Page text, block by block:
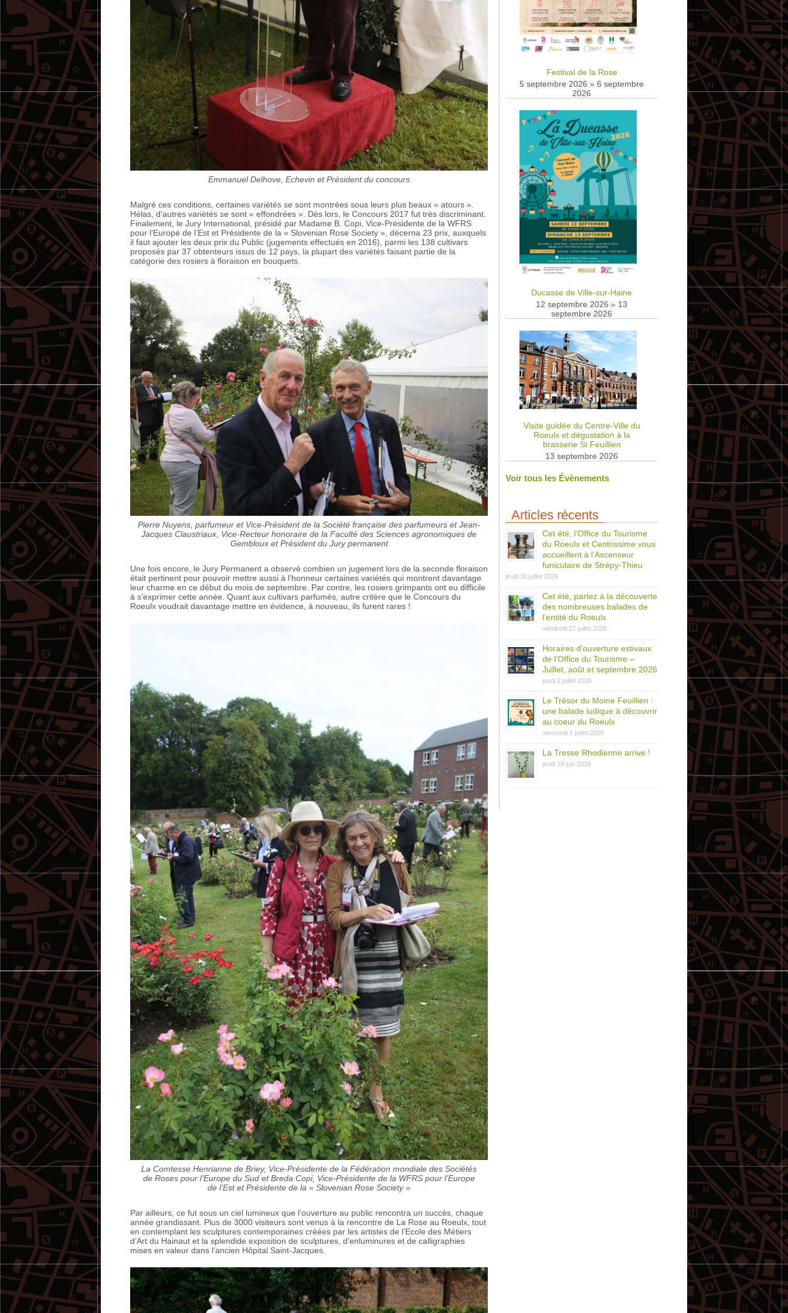
Emmanuel Delhove, Echevin et Président du concours
Malgré ces conditions, certaines variétés se sont montrées sous leurs plus beaux « atours ».
Hélas, d’autres variétés se sont « effondrées ». Dès lors, le Concours 2017 fut très discriminant.
Finalement, le Jury International, présidé par Madame B. Copi, Vice-Présidente de la WFRS
pour l’Europe de l’Est et Présidente de la « Slovenian Rose Society », décerna 23 prix, auxquels
il faut ajouter les deux prix du Public (jugements effectués en 2016), parmi les 138 cultivars
proposés par 37 obtenteurs issus de 12 pays, la plupart des variétés faisant partie de la
catégorie des rosiers à floraison en bouquets.
Pierre Nuyens, parfumeur et Vice-Président de la Société française des parfumeurs et Jean-
Jacques Claustriaux, Vice-Recteur honoraire de la Faculté des Sciences agronomiques de
Gembloux et Président du Jury permanent
Une fois encore, le Jury Permanent a observé combien un jugement lors de la seconde floraison
était pertinent pour pouvoir mettre aussi à l’honneur certaines variétés qui montrent davantage
leur charme en ce début du mois de septembre. Par contre, les rosiers grimpants ont eu difficile
à s’exprimer cette année. Quant aux cultivars parfumés, autre critère que le Concours du
Roeulx voudrait davantage mettre en évidence, à nouveau, ils furent rares !
La Comtesse Henrianne de Briey, Vice-Présidente de la Fédération mondiale des Sociétés
de Roses pour l’Europe du Sud et Breda Copi, Vice-Présidente de la WFRS pour l’Europe
de l’Est et Présidente de la « Slovenian Rose Society »
Par ailleurs, ce fut sous un ciel lumineux que l’ouverture au public rencontra un succès, chaque
année grandissant. Plus de 3000 visiteurs sont venus à la rencontre de La Rose au Roeulx, tout
en contemplant les sculptures contemporaines créées par les artistes de l’Ecole des Métiers
d’Art du Hainaut et la splendide exposition de sculptures, d’enluminures et de calligraphies
mises en valeur dans l’ancien Hôpital Saint-Jacques.
Festival de la Rose
5 septembre 2026 » 6 septembre
2026
Ducasse de Ville-sur-Haine
12 septembre 2026 » 13
septembre 2026
Visite guidée du Centre-Ville du
Roeulx et dégustation à la
brasserie St Feuillien
13 septembre 2026
Voir tous les Évènements
Articles récents
Cet été, l’Office du Tourisme
du Roeulx et Centrissime vous
accueillent à l’Ascenseur
funiculaire de Strépy-Thieu
jeudi 30 juillet 2026
Cet été, partez à la découverte
des nombreuses balades de
l’entité du Roeulx
vendredi 17 juillet 2026
Horaires d’ouverture estivaux
de l’Office du Tourisme –
Juillet, août et septembre 2026
jeudi 2 juillet 2026
Le Trésor du Moine Feuillien :
une balade ludique à découvrir
au coeur du Roeulx
mercredi 1 juillet 2026
La Tresse Rhodienne arrive !
jeudi 18 juin 2026